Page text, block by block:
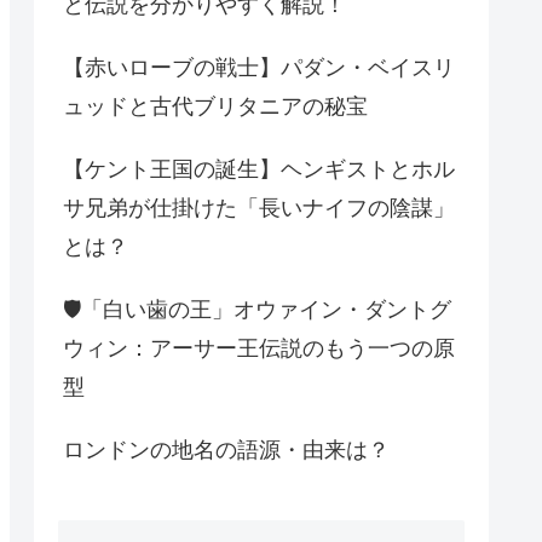
【赤いローブの戦士】パダン・ベイスリ
ュッドと古代ブリタニアの秘宝
【ケント王国の誕生】ヘンギストとホル
サ兄弟が仕掛けた「長いナイフの陰謀」
とは？
🛡️「白い歯の王」オウァイン・ダントグ
ウィン：アーサー王伝説のもう一つの原
型
ロンドンの地名の語源・由来は？